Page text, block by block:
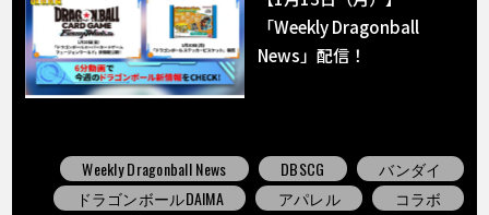
「Weekly Dragonball
News」配信！
Weekly Dragonball News DBSCG
バンダイ
ドラゴンボールDAIMA
アパレル
コラボ